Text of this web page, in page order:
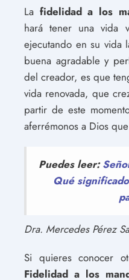
La fidelidad a los
hará tener una vida
ejecutando en su vida
buena agradable y
del creador, es que
vida renovada, que
partir de este
aferrémonos a Dios
Puedes leer:
Qué
Dra. Mercedes Pérez
Si quieres conocer
Fidelidad a los